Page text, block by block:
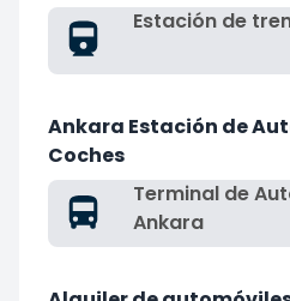
Estación de
Ankara Estación de
Coches
Terminal de
Ankara